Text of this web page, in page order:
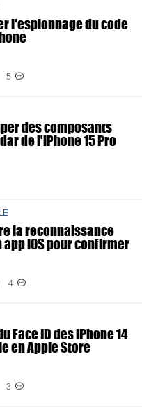
l'espionnage du code
5
des composants
de l'iPhone 15 Pro
la reconnaissance
iOS pour confirmer
4
Face ID des iPhone 14
en Apple Store
3